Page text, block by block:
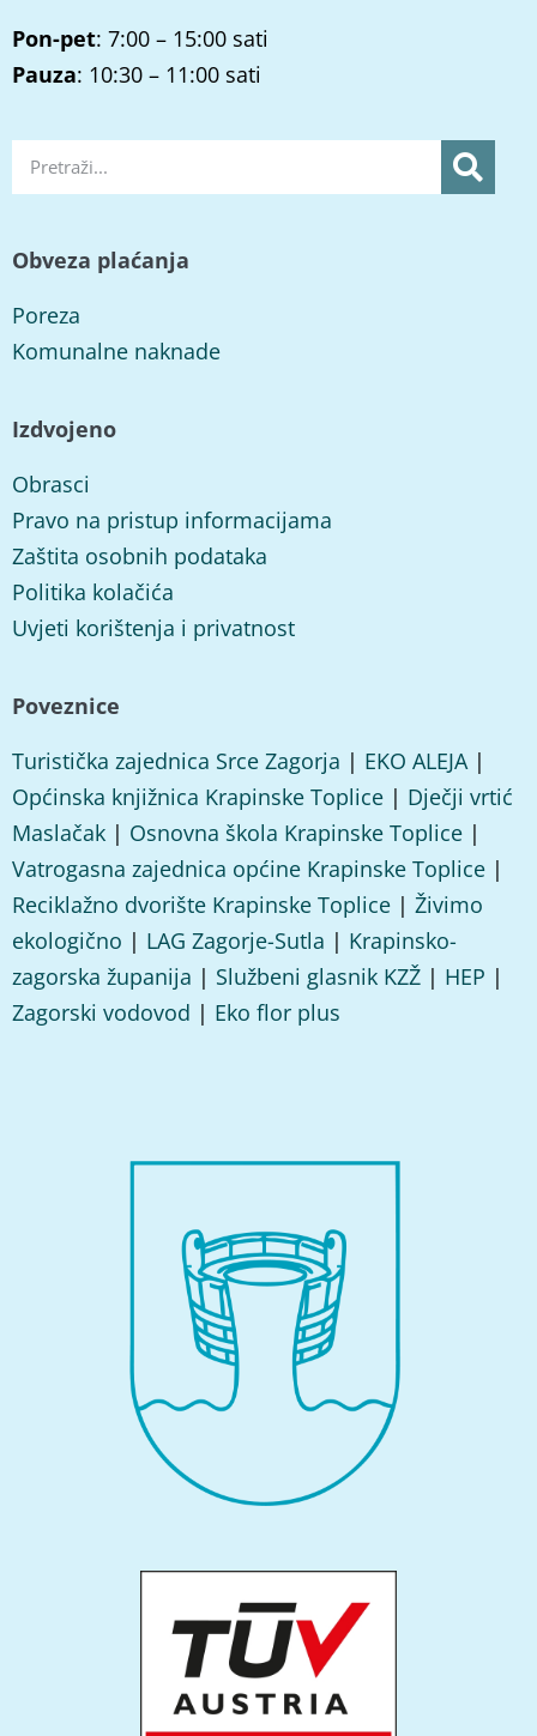
Pon-pet: 7:00 – 15:00 sati
Pauza: 10:30 – 11:00 sati
Obveza plaćanja
Poreza
Komunalne naknade
Izdvojeno
Obrasci
Pravo na pristup informacijama
Zaštita osobnih podataka
Politika kolačića
Uvjeti korištenja i privatnost
Poveznice
Turistička zajednica Srce Zagorja | EKO ALEJA|
Općinska knjižnica Krapinske Toplice | Dječji vrtić
Maslačak | Osnovna škola Krapinske Toplice |
Vatrogasna zajednica općine Krapinske Toplice |
Reciklažno dvorište Krapinske Toplice | Živimo
ekologično | LAG Zagorje-Sutla | Krapinsko-
zagorska županija | Službeni glasnik KZŽ | HEP |
Zagorski vodovod | Eko flor plus